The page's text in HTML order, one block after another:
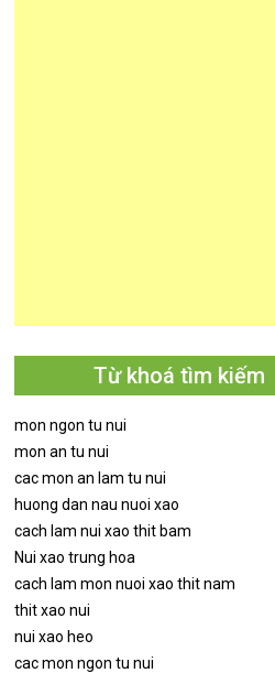
Từ khoá tìm kiếm
mon ngon tu nui
mon an tu nui
cac mon an lam tu nui
huong dan nau nuoi xao
cach lam nui xao thit bam
Nui xao trung hoa
cach lam mon nuoi xao thit nam
thit xao nui
nui xao heo
cac mon ngon tu nui